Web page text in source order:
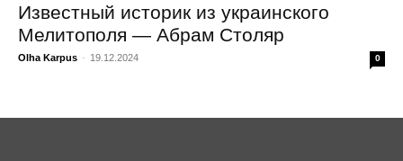
Известный историк из украинского
Мелитополя — Абрам Столяр
Olha Karpus - 19.12.2024 0